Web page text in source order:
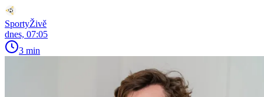
SportyŽivě
dnes, 07:05
3 min